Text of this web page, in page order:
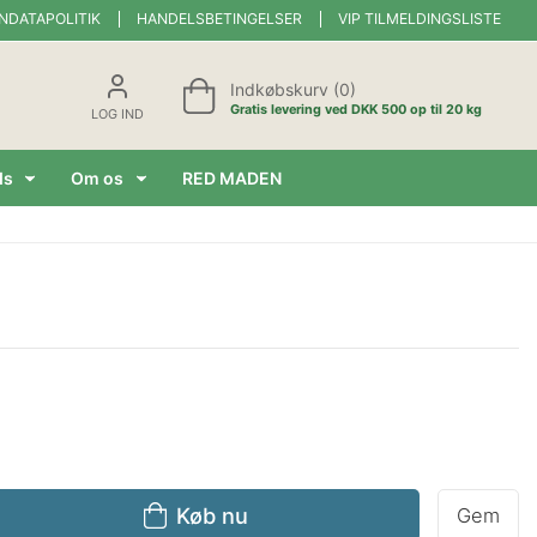
HANDELSBETINGELSER VIP TILMELDINGSLISTE
LOG IND
Indkøbskurv (0)
Gratis levering ved DKK 500 op til 20 kg
Om os RED MADEN
Køb nu Gem